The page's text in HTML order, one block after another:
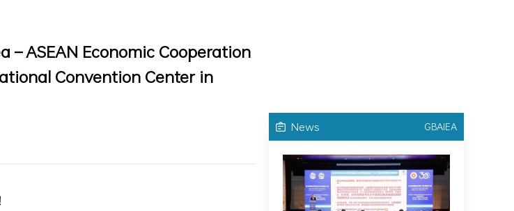
– ASEAN Economic Cooperation
Convention Center in
News GBAIEA